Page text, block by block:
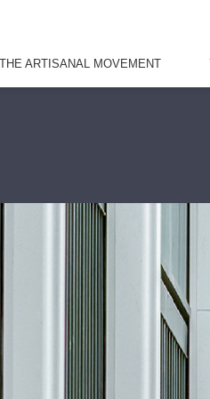
THE ARTISANAL MOVEMENT